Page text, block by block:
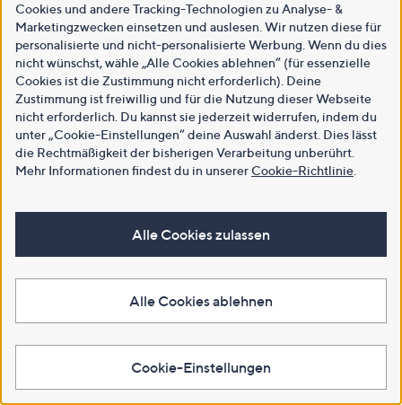
Cookies und andere Tracking-Technologien zu Analyse- &
Marketingzwecken einsetzen und auslesen. Wir nutzen diese für
personalisierte und nicht-personalisierte Werbung. Wenn du dies
nicht wünschst, wähle „Alle Cookies ablehnen“ (für essenzielle
Cookies ist die Zustimmung nicht erforderlich). Deine
Zustimmung ist freiwillig und für die Nutzung dieser Webseite
nicht erforderlich. Du kannst sie jederzeit widerrufen, indem du
unter „Cookie-Einstellungen“ deine Auswahl änderst. Dies lässt
die Rechtmäßigkeit der bisherigen Verarbeitung unberührt.
Mehr Informationen findest du in unsererCookie-Richtlinie
Alle Cookies zulassen
Alle Cookies ablehnen
Cookie-Einstellungen